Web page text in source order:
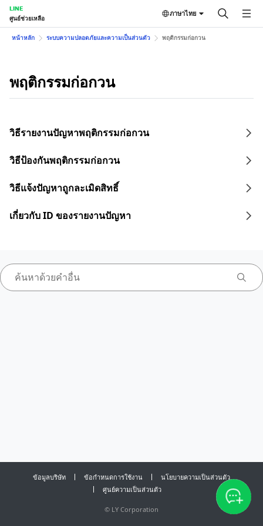
LINE
ศูนย์ช่วยเหลือ
ภาษาไทย
หน้าหลัก ระบบความปลอดภัยและความเป็นส่วนตัว พฤติกรรมก่อกวน
พฤติกรรมก่อกวน
วิธีรายงานปัญหาพฤติกรรมก่อกวน
วิธีป้องกันพฤติกรรมก่อกวน
วิธีแจ้งปัญหาถูกละเมิดสิทธิ์
เกี่ยวกับ ID ของรายงานปัญหา
ข้อมูลบริษัท ข้อกำหนดการใช้งาน
นโยบายความเป็นส่วนตัว
ศูนย์ความเป็นส่วนตัว
© LY Corporation